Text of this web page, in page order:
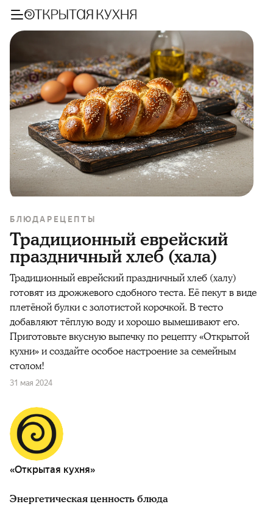
БЛЮДА РЕЦЕПТЫ
Традиционный еврейский
праздничный хлеб (хала)
Традиционный еврейский праздничный хлеб (халу)
готовят из дрожжевого сдобного теста. Её пекут в виде
плетёной булки с золотистой корочкой. В тесто
добавляют тёплую воду и хорошо вымешивают его.
Приготовьте вкусную выпечку по рецепту «Открытой
кухни» и создайте особое настроение за семейным
столом!
31 мая 2024
«Открытая кухня»
Энергетическая ценность блюда